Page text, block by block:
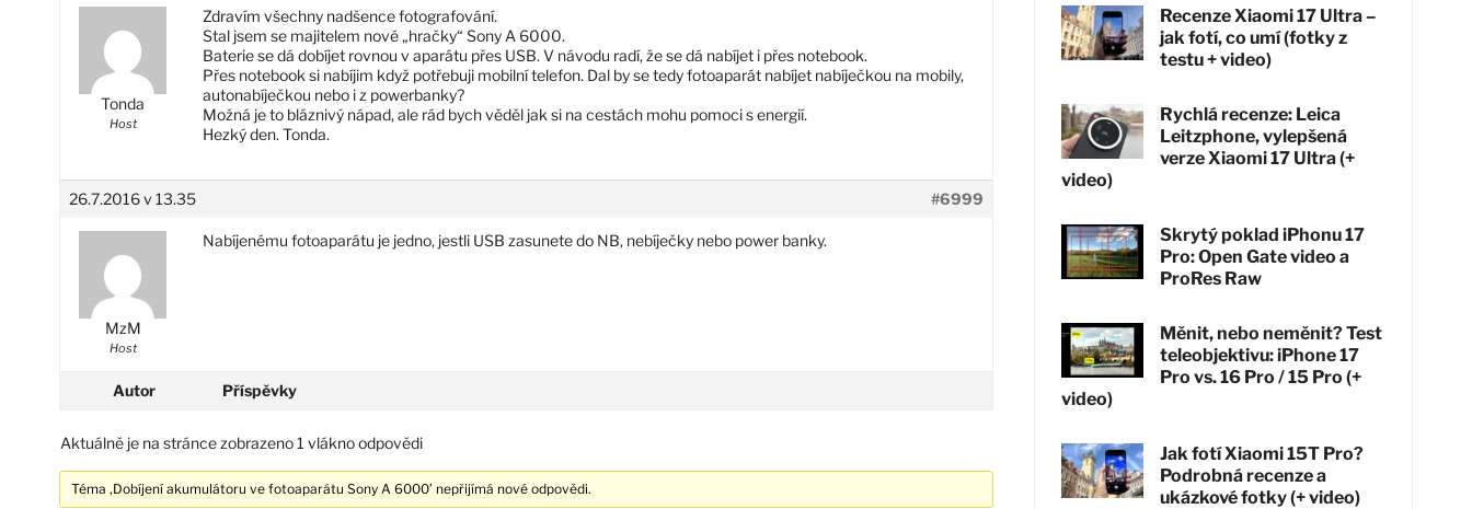
Tonda
Host
Zdravím všechny nadšence fotografování.
Stal jsem se majitelem nové „hračky“ Sony A 6000.
Baterie se dá dobíjet rovnou v aparátu přes USB. V návodu radí, že se dá nabíjet i přes notebook.
Přes notebook si nabíjim když potřebuji mobilní telefon. Dal by se tedy fotoaparát nabíjet nabíječkou na mobily,
autonabíječkou nebo i z powerbanky?
Možná je to bláznivý nápad, ale rád bych věděl jak si na cestách mohu pomoci s energií.
Hezký den. Tonda.
26.7.2016 v 13.35 #6999
MzM
Host
Nabíjenému fotoaparátu je jedno, jestli USB zasunete do NB, nebíječky nebo power banky.
Autor Příspěvky
Aktuálně je na stránce zobrazeno 1 vlákno odpovědi
Téma ‚Dobíjení akumulátoru ve fotoaparátu Sony A 6000’ nepřijímá nové odpovědi.
Recenze Xiaomi 17 Ultra –
jak fotí, co umí (fotky z
testu + video)
Rychlá recenze: Leica
Leitzphone, vylepšená
verze Xiaomi 17 Ultra (+
video)
Skrytý poklad iPhonu 17
Pro: Open Gate video a
ProRes Raw
Měnit, nebo neměnit? Test
teleobjektivu: iPhone 17
Pro vs. 16 Pro / 15 Pro (+
video)
Jak fotí Xiaomi 15T Pro?
Podrobná recenze a
ukázkové fotky (+ video)